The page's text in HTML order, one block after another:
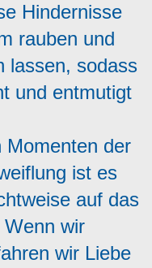
Hindernisse
rauben und
lassen, sodass
und entmutigt
Momenten der
ist es
auf das
wir
wir Liebe